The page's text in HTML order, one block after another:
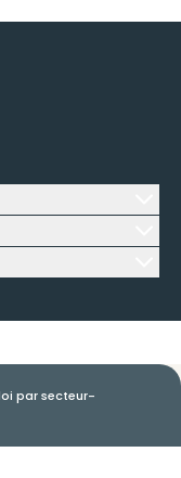
par secteur-